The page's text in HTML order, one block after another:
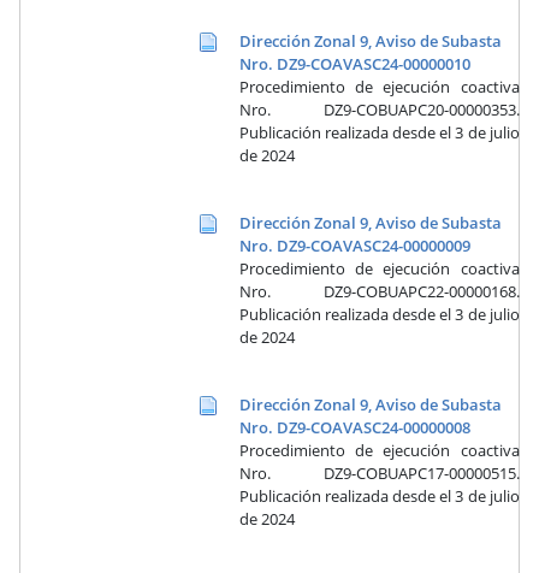
Dirección Zonal 9, Aviso de Subasta
Nro. DZ9-COAVASC24-00000010
Procedimiento de ejecución coactiva
Nro. DZ9-COBUAPC20-00000353.
Publicación realizada desde el 3 de julio
de 2024
Dirección Zonal 9, Aviso de Subasta
Nro. DZ9-COAVASC24-00000009
Procedimiento de ejecución coactiva
Nro. DZ9-COBUAPC22-00000168.
Publicación realizada desde el 3 de julio
de 2024
Dirección Zonal 9, Aviso de Subasta
Nro. DZ9-COAVASC24-00000008
Procedimiento de ejecución coactiva
Nro. DZ9-COBUAPC17-00000515.
Publicación realizada desde el 3 de julio
de 2024